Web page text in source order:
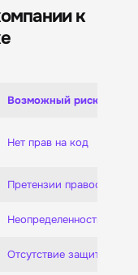
к
Возможный риск
Нет прав на код
Претензии
Неопределенность прав
Отсутствие защиты